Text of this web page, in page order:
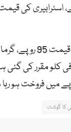
415 روپے فی کلو مقرر
کا گوشت